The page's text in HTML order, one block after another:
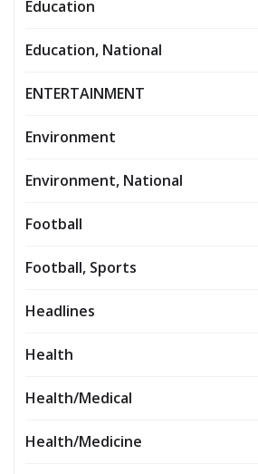
Education
Education, National
ENTERTAINMENT
Environment
Environment, National
Football
Football, Sports
Headlines
Health
Health/Medical
Health/Medicine